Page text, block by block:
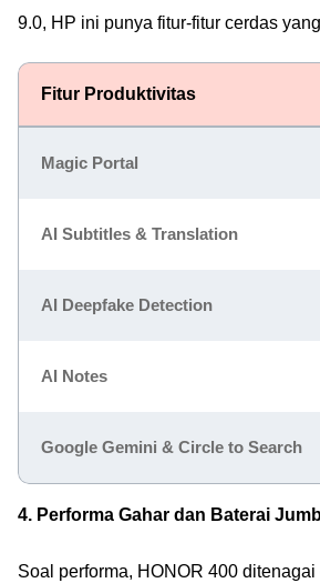
9.0, HP ini punya fitur-fitur cerdas
Fitur Produktivitas
Magic Portal
AI Subtitles & Translation
AI Deepfake Detection
AI Notes
Google Gemini & Circle to Search
4. Performa Gahar dan Baterai
Soal performa, HONOR 400